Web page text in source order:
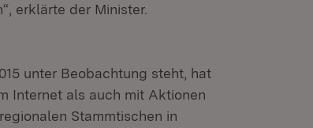
erklärte der Minister.
unter Beobachtung steht, hat
Internet als auch mit Aktionen
Stammtischen in